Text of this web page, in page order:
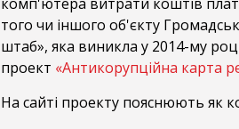
того чи іншого об'єкту
штаб», яка виникла у 2014-му
проект «Антикорупційна карта
На сайті проекту пояснюють як